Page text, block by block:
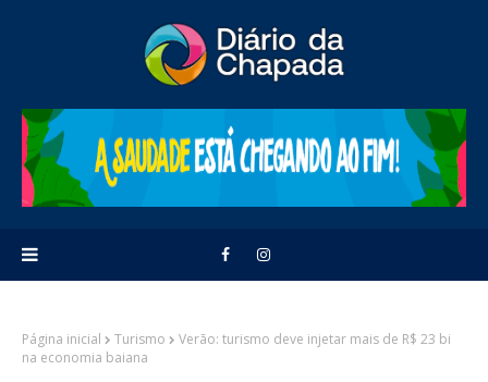
Página inicial Turismo
Verão: turismo deve injetar mais de R$ 23 bi
na economia baiana